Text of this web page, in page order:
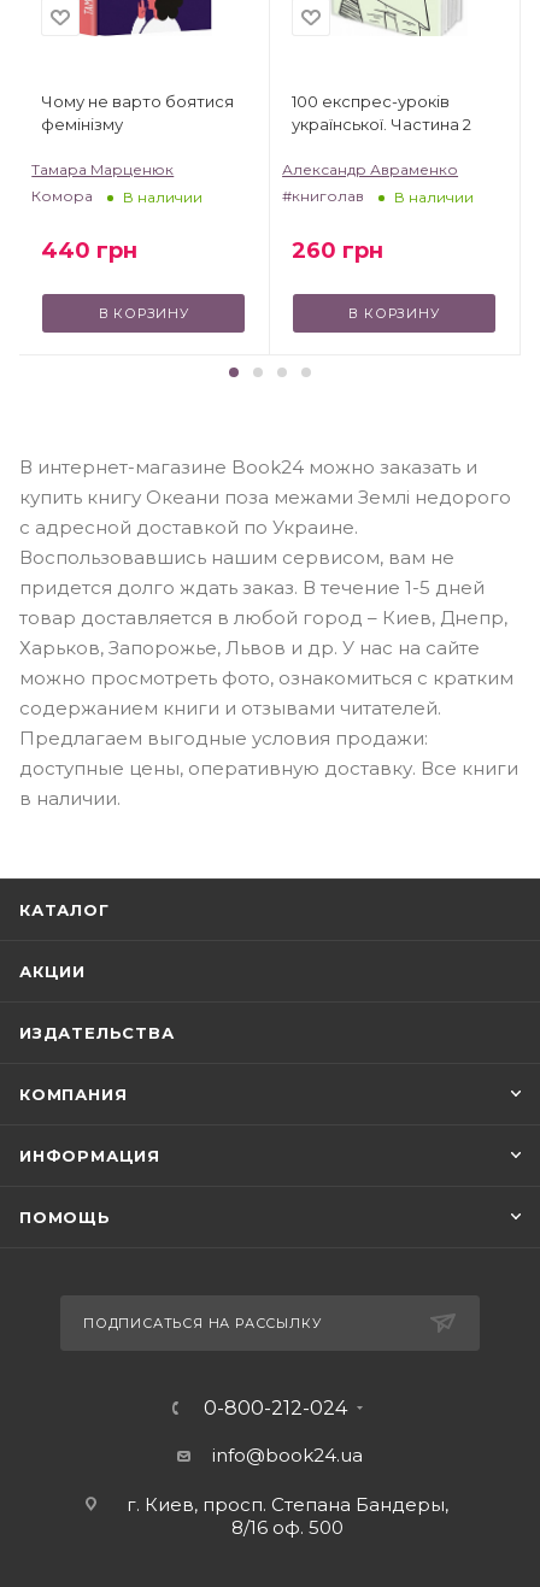
Чому не варто боятися
фемінізму
Тамара Марценюк
Комора
В наличии
440 грн
В КОРЗИНУ
100 експрес-уроків
української. Частина 2
Александр Авраменко
#книголав
В наличии
260 грн
В КОРЗИНУ
В интернет-магазине Book24 можно заказать и
купить книгу Океани поза межами Землі недорого
с адресной доставкой по Украине.
Воспользовавшись нашим сервисом, вам не
придется долго ждать заказ. В течение 1-5 дней
товар доставляется в любой город – Киев, Днепр,
Харьков, Запорожье, Львов и др. У нас на сайте
можно просмотреть фото, ознакомиться с кратким
содержанием книги и отзывами читателей.
Предлагаем выгодные условия продажи:
доступные цены, оперативную доставку. Все книги
в наличии.
КАТАЛОГ
АКЦИИ
ИЗДАТЕЛЬСТВА
КОМПАНИЯ
ИНФОРМАЦИЯ
ПОМОЩЬ
ПОДПИСАТЬСЯ НА РАССЫЛКУ
0-800-212-024
info@book24.ua
г. Киев, просп. Степана Бандеры,
8/16 оф. 500